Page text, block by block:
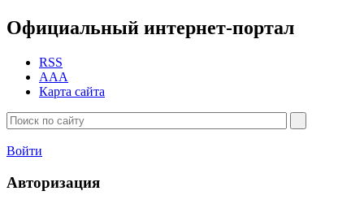
Официальный интернет-портал
RSS
AAA
Карта сайта
Войти
Авторизация